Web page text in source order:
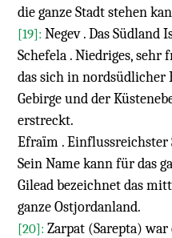
die ganze Stadt stehen
[19]:Negev . Das Südland
Schefela . Niedriges, sehr
das sich in nordsüdlicher
Gebirge und der
erstreckt.
Efraïm .
Sein Name kann für das
Gilead bezeichnet das
ganze Ostjordanland.
[20]:Zarpat (Sarepta)